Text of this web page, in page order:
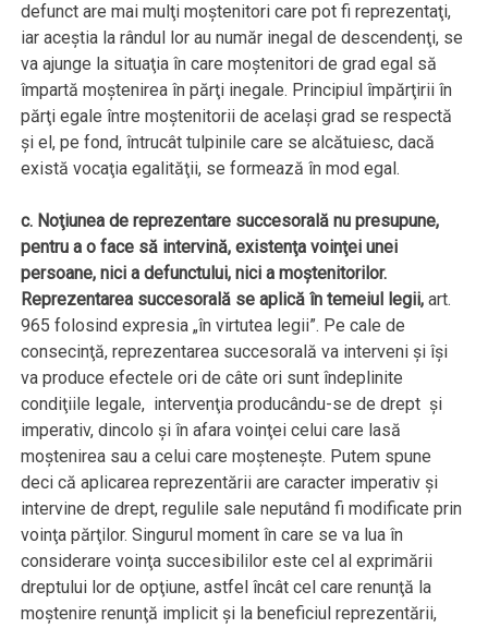
defunct are mai mulţi moştenitori care pot fi reprezentaţi,
iar aceştia la rândul lor au număr inegal de descendenţi, se
va ajunge la situaţia în care moştenitori de grad egal să
împartă moştenirea în părţi inegale. Principiul împărţirii în
părţi egale între moştenitorii de acelaşi grad se respectă
şi el, pe fond, întrucât tulpinile care se alcătuiesc, dacă
există vocaţia egalităţii, se formează în mod egal.
c. Noţiunea de reprezentare succesorală nu presupune,
pentru a o face să intervină, existenţa voinţei unei
persoane, nici a defunctului, nici a moştenitorilor.
Reprezentarea succesorală se aplică în temeiul legii, art.
965 folosind expresia „în virtutea legii”. Pe cale de
consecinţă, reprezentarea succesorală va interveni şi îşi
va produce efectele ori de câte ori sunt îndeplinite
condiţiile legale, intervenţia producându-se de drept şi
imperativ, dincolo şi în afara voinţei celui care lasă
moştenirea sau a celui care moşteneşte. Putem spune
deci că aplicarea reprezentării are caracter imperativ şi
intervine de drept, regulile sale neputând fi modificate prin
voinţa părţilor. Singurul moment în care se va lua în
considerare voinţa succesibililor este cel al exprimării
dreptului lor de opţiune, astfel încât cel care renunţă la
moştenire renunţă implicit şi la beneficiul reprezentării,